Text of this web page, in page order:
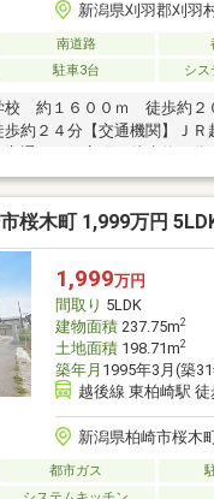
新潟県刈羽郡刈羽
南道路
駐車3台 シス
校 約１６００ｍ 徒歩約２
約２４分【交通機関】ＪＲ
事施工後５年間保証・瑕疵
ーム内容～●外構工事●外壁
ユニットバス交換洗面化粧
リング上張り畳表替クッシ
ホン設置火災警報器設置照明
桜木町 1,999万円
1,999万円
間取り 5LDK
建物面積237.75m2
土地面積198.71m2
築年月 1995年3月(築
越後線 東柏崎駅 徒
新潟県柏崎市桜木
都市ガス